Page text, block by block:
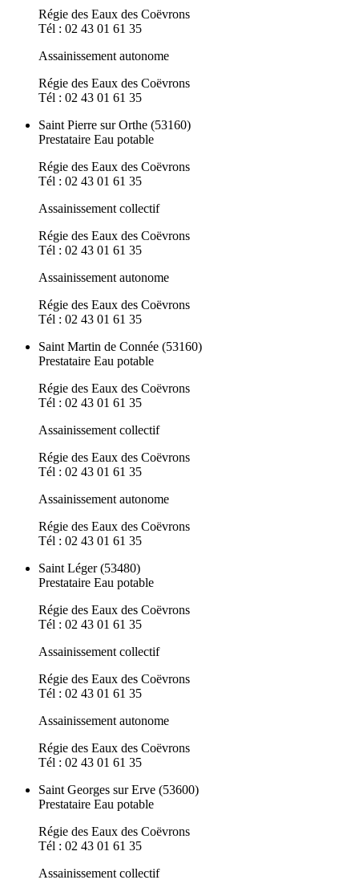
Régie des Eaux des Coëvrons
Tél : 02 43 01 61 35
Assainissement autonome
Régie des Eaux des Coëvrons
Tél : 02 43 01 61 35
Saint Pierre sur Orthe (53160)
Prestataire Eau potable
Régie des Eaux des Coëvrons
Tél : 02 43 01 61 35
Assainissement collectif
Régie des Eaux des Coëvrons
Tél : 02 43 01 61 35
Assainissement autonome
Régie des Eaux des Coëvrons
Tél : 02 43 01 61 35
Saint Martin de Connée (53160)
Prestataire Eau potable
Régie des Eaux des Coëvrons
Tél : 02 43 01 61 35
Assainissement collectif
Régie des Eaux des Coëvrons
Tél : 02 43 01 61 35
Assainissement autonome
Régie des Eaux des Coëvrons
Tél : 02 43 01 61 35
Saint Léger (53480)
Prestataire Eau potable
Régie des Eaux des Coëvrons
Tél : 02 43 01 61 35
Assainissement collectif
Régie des Eaux des Coëvrons
Tél : 02 43 01 61 35
Assainissement autonome
Régie des Eaux des Coëvrons
Tél : 02 43 01 61 35
Saint Georges sur Erve (53600)
Prestataire Eau potable
Régie des Eaux des Coëvrons
Tél : 02 43 01 61 35
Assainissement collectif